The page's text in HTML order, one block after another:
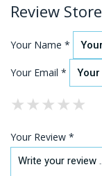
Review Store
Your Name *
Your Email *
★
★★
★★★
★★★★
★★★★★
Your Review *